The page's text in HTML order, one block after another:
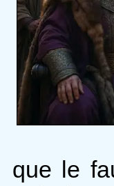
que le